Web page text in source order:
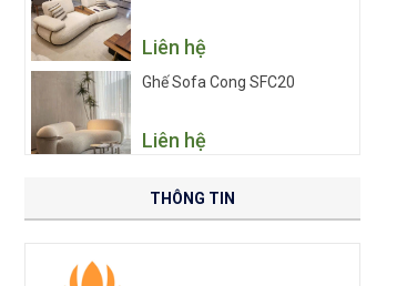
Liên hệ
Ghế Sofa Cong SFC20
Liên hệ
THÔNG TIN